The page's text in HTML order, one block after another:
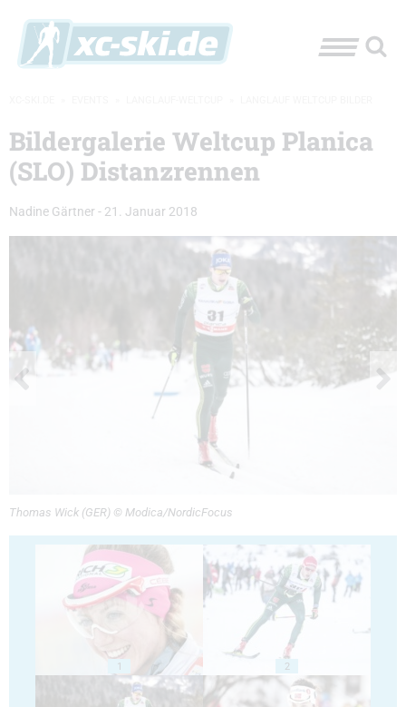
Bildergalerie Weltcup Planica
(SLO) Distanzrennen
Nadine Gärtner - 21. Januar 2018
Thomas Wick (GER) © Modica/NordicFocus
1 2